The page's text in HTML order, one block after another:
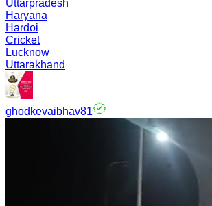
Uttarpradesh
Haryana
Hardoi
Cricket
Lucknow
Uttarakhand
ghodkevaibhav81